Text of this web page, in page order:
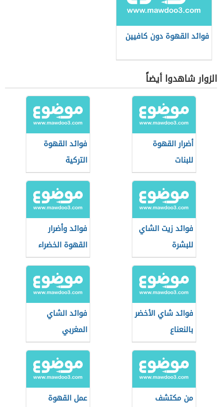
فوائد القهوة دون كافيين
الزوار شاهدوا أيضاً
أضرار القهوة
للبنات
فوائد القهوة
التركية
فوائد زيت الشاي
للبشرة
فوائد وأضرار
القهوة الخضراء
فوائد شاي الأخضر
بالنعناع
فوائد الشاي
المغربي
من مكتشف
عمل القهوة